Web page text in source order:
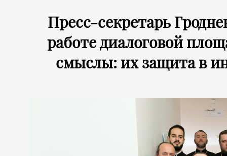
Пресс-секретарь
работе диалоговой
смыслы: их защита в